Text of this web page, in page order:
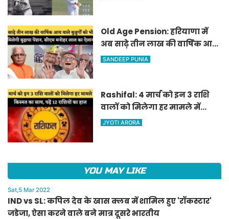
Old Age Pension: हरियाणा में
अब साढ़े तीन लाख की वार्षिक आय
वाले बुजुर्गों को भी मिलेगी बुढ़ापा
SANDEEP PUNIA
Rashifal: 4 मार्च को इन 3 राशि
वालों को मिलेगा हर मामले में
किस्मत का साथ, पढ़ें 12 राशियों का
JYOTI ARORA
YOU MAY LIKE
Sat,5 Mar 2022
IND vs SL: कपिल देव के खास क्लब में शामिल हुए 'रॉकस्टार'
जडेजा, ऐसा करने वाले बने मात्र दूसरे भारतीय